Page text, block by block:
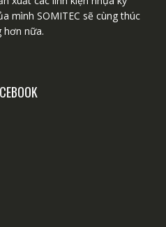
mình SOMITEC sẽ cùng thúc
hơn nữa.